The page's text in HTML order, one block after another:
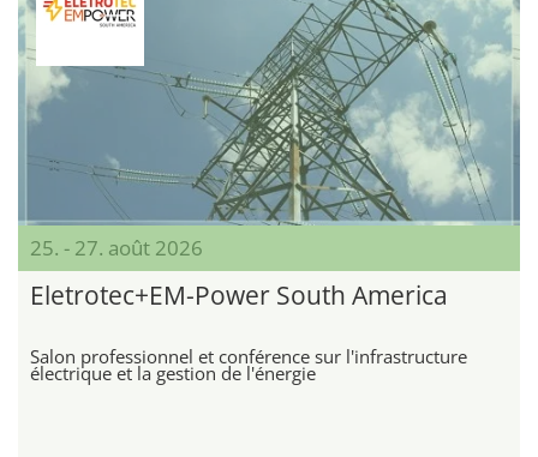
25. - 27. août 2026
Eletrotec+EM-Power South America
Salon professionnel et conférence sur l'infrastructure
électrique et la gestion de l'énergie